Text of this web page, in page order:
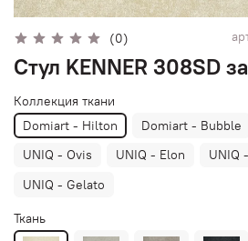
(0)
Стул KENNER 308SD
Коллекция ткани
Domiart - Hilton
Domiart - Bubble
UNIQ - Ovis
UNIQ - Elon
UNIQ
UNIQ - Gelato
Ткань